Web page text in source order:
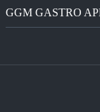
GGM GASTRO